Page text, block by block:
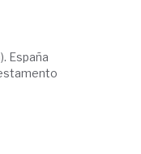
España